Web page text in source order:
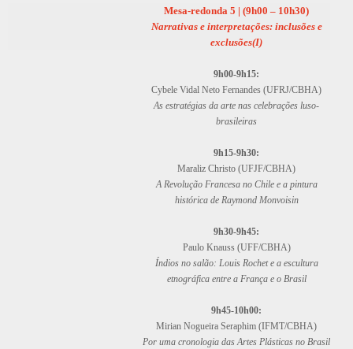
Mesa-redonda 5 | (9h00 – 10h30)
Narrativas e interpretações: inclusões e
exclusões(I)
9h00-9h15:
Cybele Vidal Neto Fernandes (UFRJ/CBHA)
As estratégias da arte nas celebrações luso-
brasileiras
9h15-9h30:
Maraliz Christo (UFJF/CBHA)
A Revolução Francesa no Chile e a pintura
histórica de Raymond Monvoisin
9h30-9h45:
Paulo Knauss (UFF/CBHA)
Índios no salão: Louis Rochet e a escultura
etnográfica entre a França e o Brasil
9h45-10h00:
Mirian Nogueira Seraphim (IFMT/CBHA)
Por uma cronologia das Artes Plásticas no Brasil